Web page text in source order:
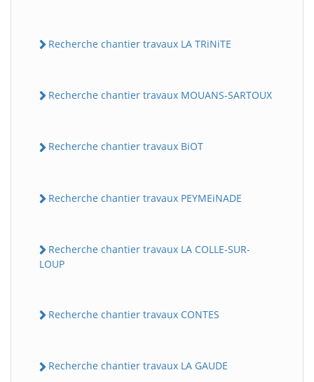
Recherche chantier travaux LA TRiNiTE
Recherche chantier travaux MOUANS-SARTOUX
Recherche chantier travaux BiOT
Recherche chantier travaux PEYMEiNADE
Recherche chantier travaux LA COLLE-SUR-
LOUP
Recherche chantier travaux CONTES
Recherche chantier travaux LA GAUDE